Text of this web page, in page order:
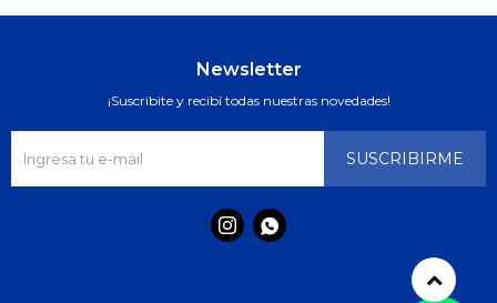
Newsletter
¡Suscribite y recibí todas nuestras novedades!
SUSCRIBIRME
 